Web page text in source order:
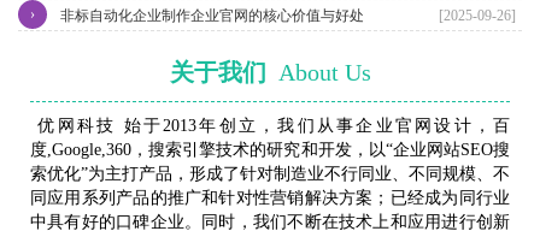
[2025-09-26]
非标自动化企业制作企业官网的核心价值与好处
›
关于我们 About Us
优网科技 始于2013年创立，我们从事企业官网设计，百
度,Google,360，搜索引擎技术的研究和开发，以“企业网站SEO搜
索优化”为主打产品，形成了针对制造业不行同业、不同规模、不
同应用系列产品的推广和针对性营销解决方案；已经成为同行业
中具有好的口碑企业。同时，我们不断在技术上和应用进行创新